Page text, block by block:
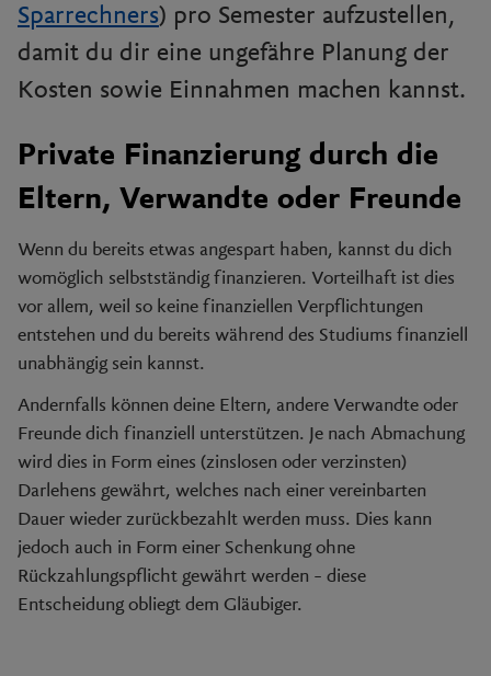
Sparrechners) pro Semester aufzustellen,
damit du dir eine ungefähre Planung der
Kosten sowie Einnahmen machen kannst.
Private Finanzierung durch die
Eltern, Verwandte oder Freunde
Wenn du bereits etwas angespart haben, kannst du dich
womöglich selbstständig finanzieren. Vorteilhaft ist dies
vor allem, weil so keine finanziellen Verpflichtungen
entstehen und du bereits während des Studiums finanziell
unabhängig sein kannst.
Andernfalls können deine Eltern, andere Verwandte oder
Freunde dich finanziell unterstützen. Je nach Abmachung
wird dies in Form eines (zinslosen oder verzinsten)
Darlehens gewährt, welches nach einer vereinbarten
Dauer wieder zurückbezahlt werden muss. Dies kann
jedoch auch in Form einer Schenkung ohne
Rückzahlungspflicht gewährt werden – diese
Entscheidung obliegt dem Gläubiger.